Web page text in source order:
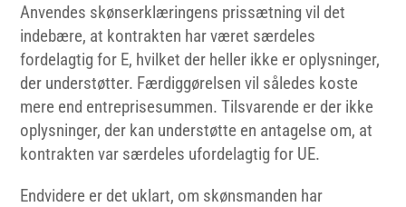
Anvendes skønserklæringens prissætning vil det
indebære, at kontrakten har været særdeles
fordelagtig for E, hvilket der heller ikke er oplysninger,
der understøtter. Færdiggørelsen vil således koste
mere end entreprisesummen. Tilsvarende er der ikke
oplysninger, der kan understøtte en antagelse om, at
kontrakten var særdeles ufordelagtig for UE.
Endvidere er det uklart, om skønsmanden har